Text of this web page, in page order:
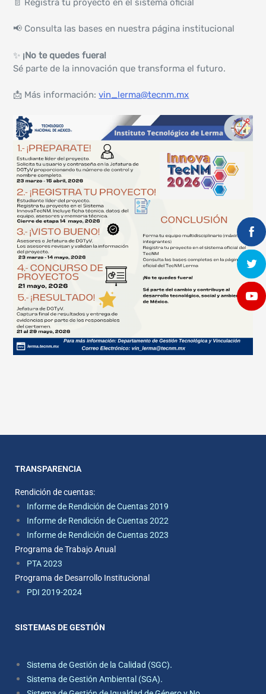
📄 Registra tu proyecto en el sistema oficial
📢 Consulta las bases en nuestra página institucional
✨ ¡No te quedes fuera!
Sé parte de la innovación que transforma el futuro.
📩 Más información:vin_lerma@tecnm.mx
TRANSPARENCIA
Rendición de cuentas:
Informe de Rendición de Cuentas 2019
Informe de Rendición de Cuentas 2022
Informe de Rendición de Cuentas 2023
Programa de Trabajo Anual
PTA 2023
Programa de Desarrollo Institucional
PDI 2019-2024
SISTEMAS DE GESTIÓN
Sistema de Gestión de la Calidad (SGC).
Sistema de Gestión Ambiental (SGA).